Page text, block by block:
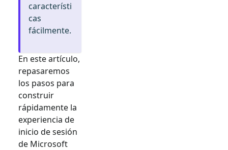
característi
cas
fácilmente.
En este artículo,
repasaremos
los pasos para
construir
rápidamente la
experiencia de
inicio de sesión
de Microsoft